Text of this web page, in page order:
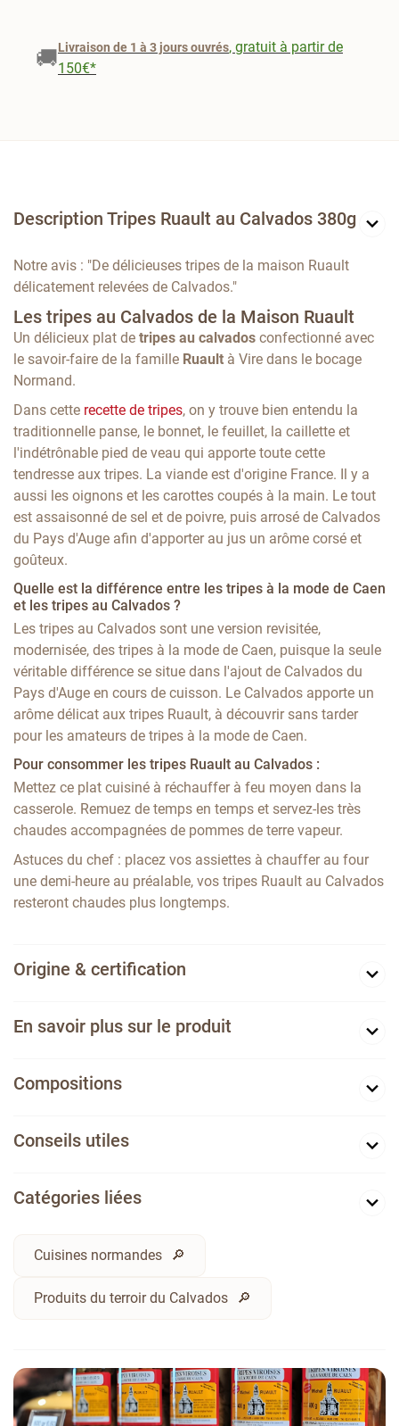
🚚Livraison de 1 à 3 jours ouvrés, gratuit à partir de
150€*
Description Tripes Ruault au Calvados 380g
Notre avis : "De délicieuses tripes de la maison Ruault
délicatement relevées de Calvados."
Les tripes au Calvados de la Maison Ruault
Un délicieux plat de tripes au calvados confectionné avec
le savoir-faire de la famille Ruault à Vire dans le bocage
Normand.
Dans cette recette de tripes, on y trouve bien entendu la
traditionnelle panse, le bonnet, le feuillet, la caillette et
l'indétrônable pied de veau qui apporte toute cette
tendresse aux tripes. La viande est d'origine France. Il y a
aussi les oignons et les carottes coupés à la main. Le tout
est assaisonné de sel et de poivre, puis arrosé de Calvados
du Pays d'Auge afin d'apporter au jus un arôme corsé et
goûteux.
Quelle est la différence entre les tripes à la mode de Caen
et les tripes au Calvados ?
Les tripes au Calvados sont une version revisitée,
modernisée, des tripes à la mode de Caen, puisque la seule
véritable différence se situe dans l'ajout de Calvados du
Pays d'Auge en cours de cuisson. Le Calvados apporte un
arôme délicat aux tripes Ruault, à découvrir sans tarder
pour les amateurs de tripes à la mode de Caen.
Pour consommer les tripes Ruault au Calvados :
Mettez ce plat cuisiné à réchauffer à feu moyen dans la
casserole. Remuez de temps en temps et servez-les très
chaudes accompagnées de pommes de terre vapeur.
Astuces du chef : placez vos assiettes à chauffer au four
une demi-heure au préalable, vos tripes Ruault au Calvados
resteront chaudes plus longtemps.
Origine & certification
En savoir plus sur le produit
Compositions
Conseils utiles
Catégories liées
Cuisines normandes
Produits du terroir du Calvados